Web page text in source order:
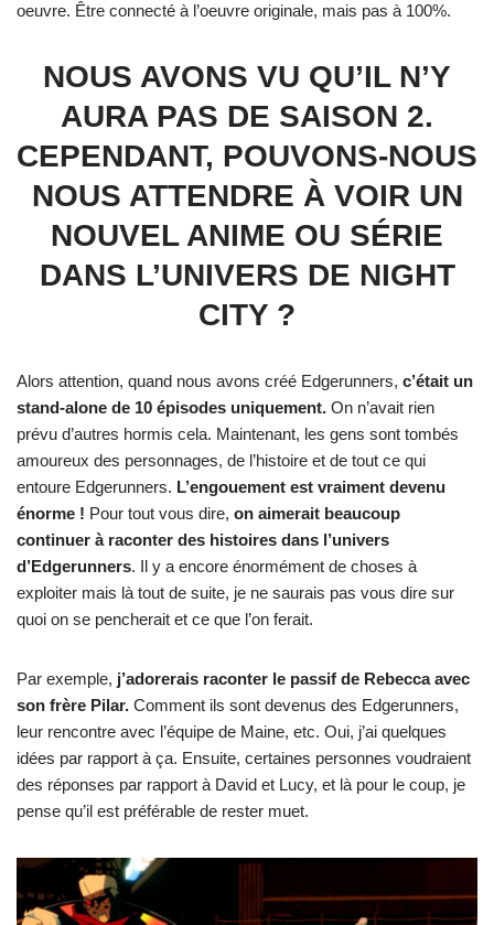
oeuvre. Être connecté à l’oeuvre originale, mais pas à 100%.
NOUS AVONS VU QU’IL N’Y
AURA PAS DE SAISON 2.
CEPENDANT, POUVONS-NOUS
NOUS ATTENDRE À VOIR UN
NOUVEL ANIME OU SÉRIE
DANS L’UNIVERS DE NIGHT
CITY ?
Alors attention, quand nous avons créé Edgerunners, c’était un
stand-alone de 10 épisodes uniquement. On n’avait rien
prévu d’autres hormis cela. Maintenant, les gens sont tombés
amoureux des personnages, de l’histoire et de tout ce qui
entoure Edgerunners. L’engouement est vraiment devenu
énorme ! Pour tout vous dire, on aimerait beaucoup
continuer à raconter des histoires dans l’univers
d’Edgerunners. Il y a encore énormément de choses à
exploiter mais là tout de suite, je ne saurais pas vous dire sur
quoi on se pencherait et ce que l’on ferait.
Par exemple, j’adorerais raconter le passif de Rebecca avec
son frère Pilar. Comment ils sont devenus des Edgerunners,
leur rencontre avec l’équipe de Maine, etc. Oui, j’ai quelques
idées par rapport à ça. Ensuite, certaines personnes voudraient
des réponses par rapport à David et Lucy, et là pour le coup, je
pense qu’il est préférable de rester muet.